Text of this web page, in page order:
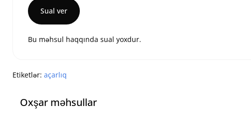
Sual ver
Bu məhsul haqqında sual yoxdur.
Etiketlər: açarlıq
Oxşar məhsullar